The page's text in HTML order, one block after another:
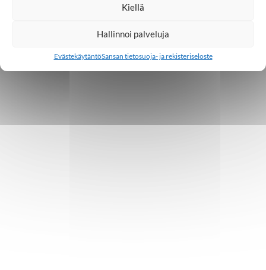
Kiellä
Hallinnoi palveluja
EvästekäytäntöSansan tietosuoja- ja rekisteriseloste